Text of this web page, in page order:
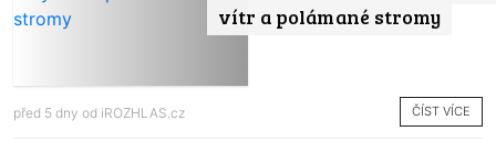
vítr a polámané stromy
před 5 dny od iROZHLAS.cz ČÍST VÍCE